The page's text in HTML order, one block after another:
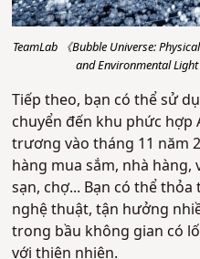
TeamLab 《Bubble Universe:
and Environmental
Tiếp theo, bạn có thể sử
chuyển đến khu phức hợp
trương vào tháng 11 năm
hàng mua sắm, nhà hàng,
sạn, chợ... Bạn có thể
nghệ thuật, tận hưởng
trong bầu không gian có
với thiên nhiên.